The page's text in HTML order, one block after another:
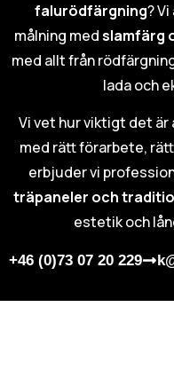
falurödfärgning?
målning medslamfärg
med allt från
lada och
Vi vet hur viktigt det
med rätt förarbete,
erbjuder vi
träpaneler och
estetik och
+46 (0)73 07 20 229